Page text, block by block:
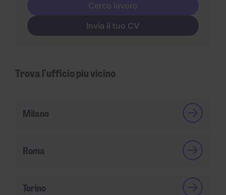
Invia il tuo CV
Cerco lavoro
Trova l’ufficio più vicino
Milano
Roma
Torino